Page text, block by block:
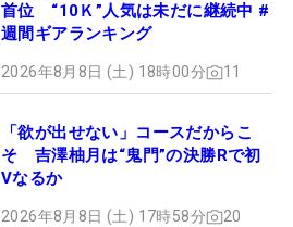
首位 “10Ｋ”人気は未だに継続中 #
週間ギアランキング
2026年8月8日 (土) 18時00分 11
「欲が出せない」コースだからこ
そ 吉澤柚月は“鬼門”の決勝Rで初
Vなるか
2026年8月8日 (土) 17時58分 20